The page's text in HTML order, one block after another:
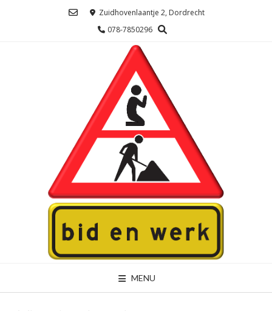
Zuidhovenlaantje 2, Dordrecht
078-7850296
MENU